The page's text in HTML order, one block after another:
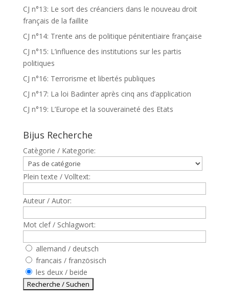
CJ n°13: Le sort des créanciers dans le nouveau droit
français de la faillite
CJ n°14: Trente ans de politique pénitentiaire française
CJ n°15: L’influence des institutions sur les partis
politiques
CJ n°16: Terrorisme et libertés publiques
CJ n°17: La loi Badinter après cinq ans d’application
CJ n°19: L’Europe et la souveraineté des Etats
Bijus Recherche
Catègorie / Kategorie:
Plein texte / Volltext:
Auteur / Autor:
Mot clef / Schlagwort:
allemand / deutsch
francais / französisch
les deux / beide